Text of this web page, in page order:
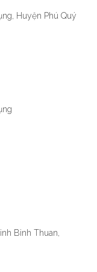
Huyện Phú Quý
Binh Thuan,